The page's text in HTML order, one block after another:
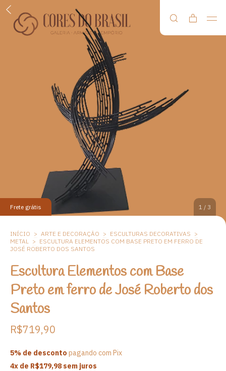
Frete grátis 1 / 3
INÍCIO > ARTE E DECORAÇÃO > ESCULTURAS DECORATIVAS >
METAL > ESCULTURA ELEMENTOS COM BASE PRETO EM FERRO DE
JOSÉ ROBERTO DOS SANTOS
Escultura Elementos com Base
Preto em ferro de José Roberto dos
Santos
R$719,90
5% de desconto pagando com Pix
4x de R$179,98sem juros